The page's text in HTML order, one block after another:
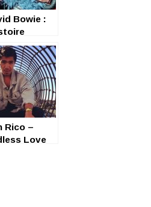
Bowie :
d’une
du
Rico –
Love